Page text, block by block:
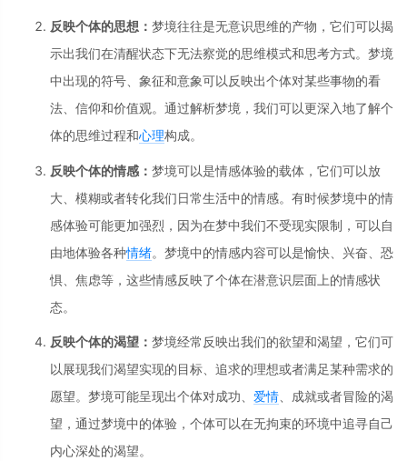
反映个体的思想： 梦境往往是无意识思维的产物，它们可以揭
示出我们在清醒状态下无法察觉的思维模式和思考方式。梦境
中出现的符号、象征和意象可以反映出个体对某些事物的看
法、信仰和价值观。通过解析梦境，我们可以更深入地了解个
体的思维过程和心理构成。
反映个体的情感： 梦境可以是情感体验的载体，它们可以放
大、模糊或者转化我们日常生活中的情感。有时候梦境中的情
感体验可能更加强烈，因为在梦中我们不受现实限制，可以自
由地体验各种情绪。梦境中的情感内容可以是愉快、兴奋、恐
惧、焦虑等，这些情感反映了个体在潜意识层面上的情感状
态。
反映个体的渴望： 梦境经常反映出我们的欲望和渴望，它们可
以展现我们渴望实现的目标、追求的理想或者满足某种需求的
愿望。梦境可能呈现出个体对成功、 爱情 、成就或者冒险的渴
望，通过梦境中的体验，个体可以在无拘束的环境中追寻自己
内心深处的渴望。